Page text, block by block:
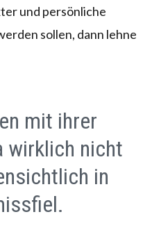
und persönliche
sollen, dann lehne
mit ihrer
wirklich nicht
in